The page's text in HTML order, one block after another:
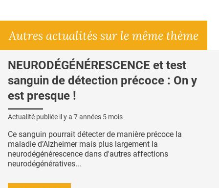
Autres actualités sur le même thème
NEURODÉGÉNÉRESCENCE et test
sanguin de détection précoce : On y
est presque !
Actualité publiée il y a 7 années 5 mois
Ce sanguin pourrait détecter de manière précoce la
maladie d’Alzheimer mais plus largement la
neurodégénérescence dans d'autres affections
neurodégénératives...